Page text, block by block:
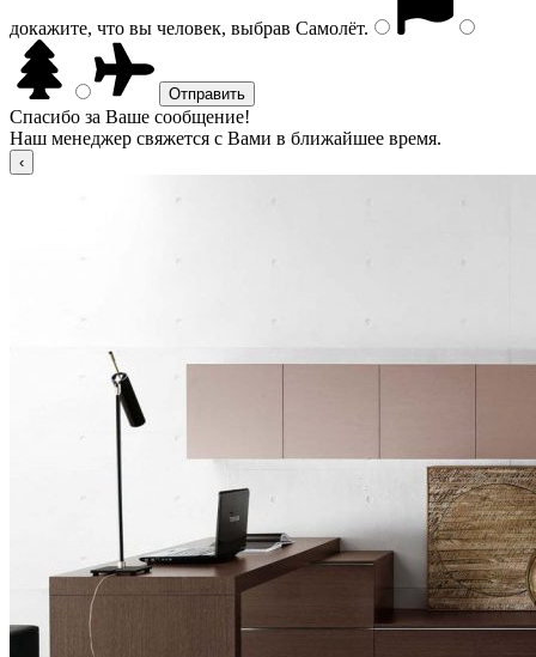
докажите, что вы человек, выбрав Самолёт.
Спасибо за Ваше сообщение!
Наш менеджер свяжется с Вами в ближайшее время.